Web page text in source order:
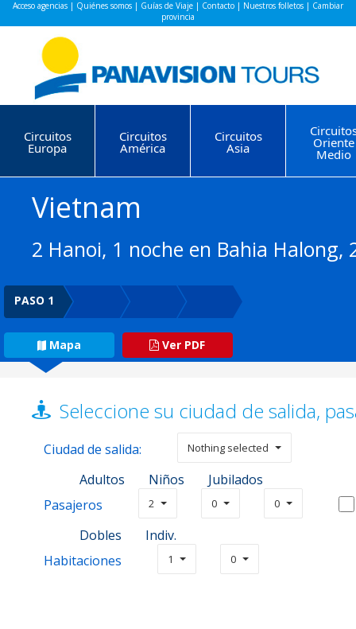
Acceso agencias | Quiénes somos | Guías de Viaje | Contacto | Nuestros folletos | Cambiar
provincia
Circuitos
Europa
Circuitos
América
Circuitos
Asia Oriente
Medio
Vietnam
2 Hanoi, 1 noche en Bahia Halong,
PASO 1
Mapa Ver PDF
Seleccione su ciudad de salida,
Ciudad de salida: Nothing selected
Adultos Niños
Jubilados
Pasajeros
2 0 0
Dobles
Indiv.
Habitaciones
1 0